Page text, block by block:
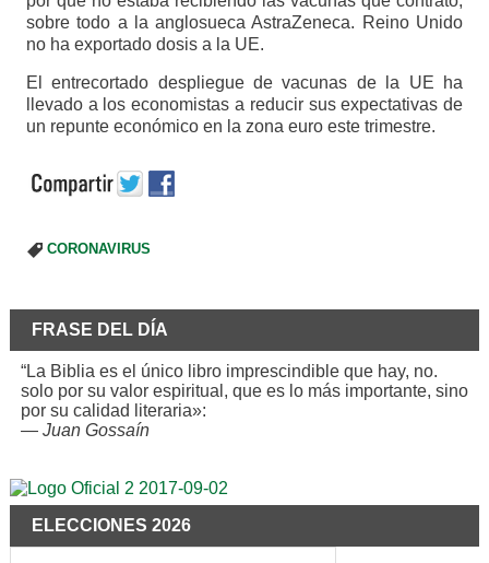
sobre todo a la anglosueca AstraZeneca. Reino Unido
no ha exportado dosis a la UE.
El entrecortado despliegue de vacunas de la UE ha
llevado a los economistas a reducir sus expectativas de
un repunte económico en la zona euro este trimestre.
CORONAVIRUS
FRASE DEL DÍA
“La Biblia es el único libro imprescindible que hay, no.
solo por su valor espiritual, que es lo más importante, sino
por su calidad literaria»:
— Juan Gossaín
ELECCIONES 2026